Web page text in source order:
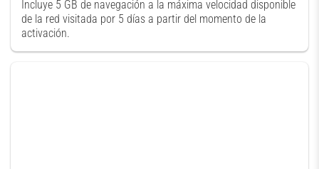
Incluye 5 GB de navegación a la máxima velocidad disponible
de la red visitada por 5 días a partir del momento de la
activación.